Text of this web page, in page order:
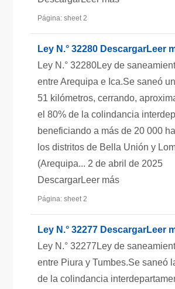
Página: sheet 2
Ley N.° 32280 DescargarLeer
Ley N.° 32280Ley de
entre Arequipa e Ica.Se saneó
51 kilómetros, cerrando,
el 80% de la colindancia
beneficiando a más de 20 000
los distritos de Bella Unión y
(Arequipa... 2 de abril de 2025
DescargarLeer más
Página: sheet 2
Ley N.° 32277 DescargarLeer
Ley N.° 32277Ley de
entre Piura y Tumbes.Se saneó
de la colindancia